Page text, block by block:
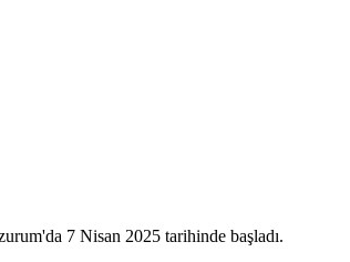
7 Nisan 2025 tarihinde başladı.